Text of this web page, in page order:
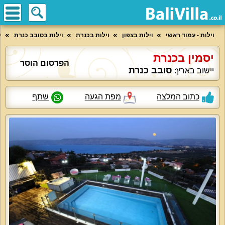
וילות - עמוד ראשי וילות בצפון וילות בכנרת וילות בסובב כנרת
יסמין בכנרת
יישוב בארץ: סובב כנרת
הפרסום הוסר
כתוב המלצה מפת הגעה שתף